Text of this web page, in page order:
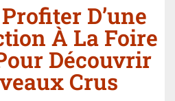
D’une
À La Foire
Découvrir
Crus